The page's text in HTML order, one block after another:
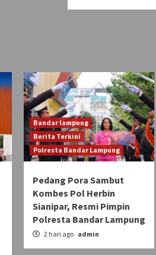
Bandar lampung
Berita Terkini
Polresta Bandar Lampung
Pedang Pora Sambut
Kombes Pol Herbin
Sianipar, Resmi Pimpin
Polresta Bandar Lampung
2 hari ago admin